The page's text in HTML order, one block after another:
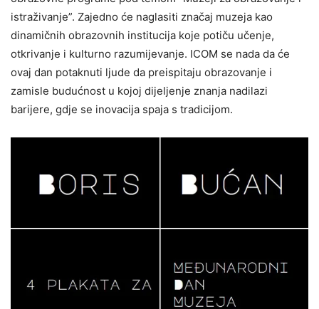
istraživanje”. Zajedno će naglasiti značaj muzeja kao
dinamičnih obrazovnih institucija koje potiču učenje,
otkrivanje i kulturno razumijevanje. ICOM se nada da će
ovaj dan potaknuti ljude da preispitaju obrazovanje i
zamisle budućnost u kojoj dijeljenje znanja nadilazi
barijere, gdje se inovacija spaja s tradicijom.